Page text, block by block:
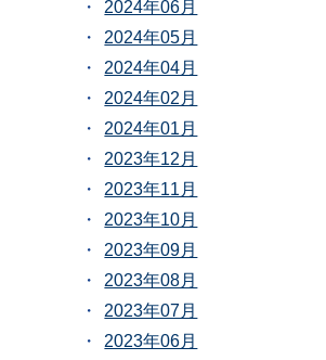
2024年06月
2024年05月
2024年04月
2024年02月
2024年01月
2023年12月
2023年11月
2023年10月
2023年09月
2023年08月
2023年07月
2023年06月